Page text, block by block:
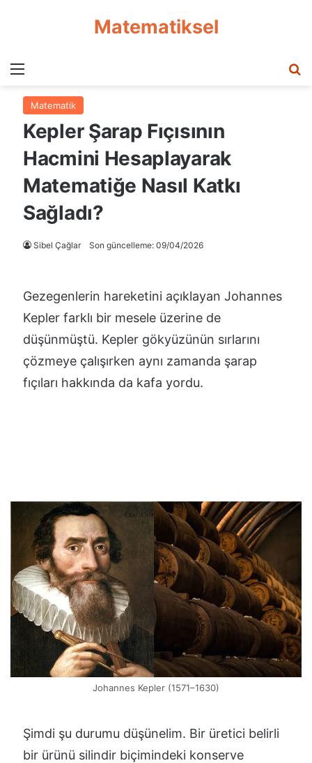
Menü
Matematiksel
Matematik
Kepler Şarap Fıçısının
Hacmini Hesaplayarak
Matematiğe Nasıl Katkı
Sağladı?
Sibel Çağlar Son güncelleme: 09/04/2026
Gezegenlerin hareketini açıklayan Johannes
Kepler farklı bir mesele üzerine de
düşünmüştü. Kepler gökyüzünün sırlarını
çözmeye çalışırken aynı zamanda şarap
fıçıları hakkında da kafa yordu.
Johannes Kepler (1571–1630)
Şimdi şu durumu düşünelim. Bir üretici belirli
bir ürünü silindir biçimindeki konserve